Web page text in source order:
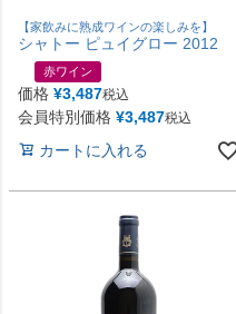
【家飲みに熟成ワインの楽しみを】
シャトー ピュイグロー 2012
赤ワイン
価格 ¥3,487税込
会員特別価格 ¥3,487税込
カートに入れる